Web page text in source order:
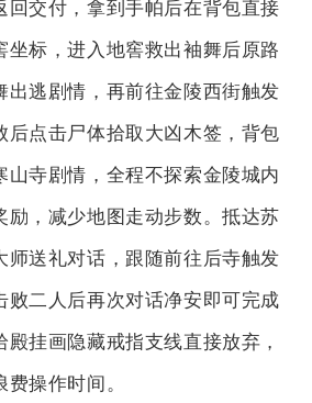
回交付，拿到手帕后在背包直接
坐标，进入地窖救出袖舞后原路
出逃剧情，再前往金陵西街触发
后点击尸体拾取大凶木签，背包
山寺剧情，全程不探索金陵城内
励，减少地图走动步数。抵达苏
师送礼对话，跟随前往后寺触发
败二人后再次对话净安即可完成
挂画隐藏戒指支线直接放弃，
操作时间。